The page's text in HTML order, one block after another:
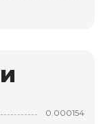
0.000154